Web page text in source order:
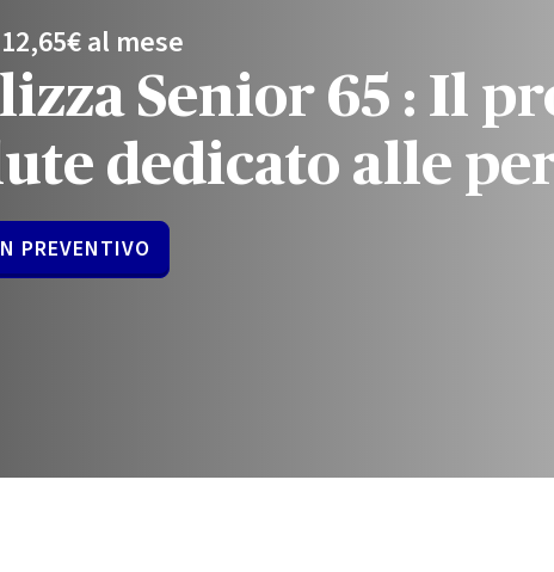
al mese
Senior 65 : Il
dedicato alle
PREVENTIVO